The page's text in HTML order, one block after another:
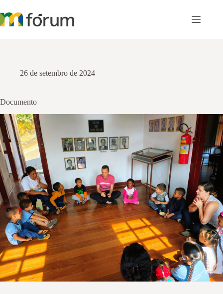
para
o
26 de setembro de 2024
Documento